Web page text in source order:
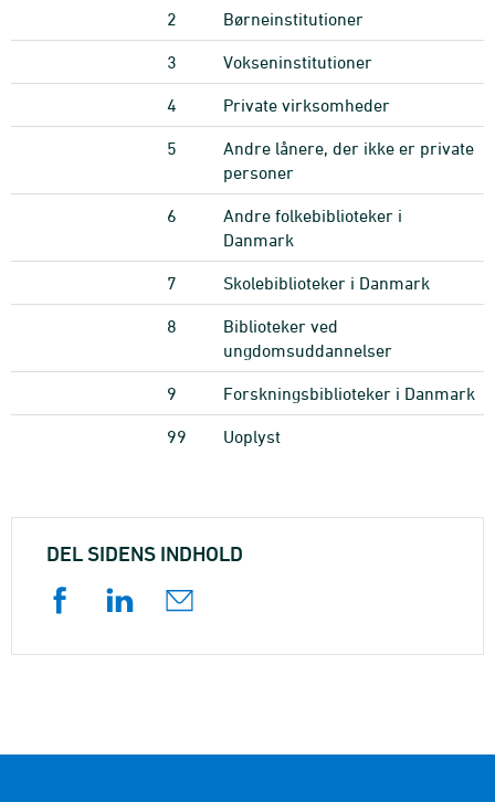
2 Børneinstitutioner
3 Vokseninstitutioner
4 Private virksomheder
5
Andre lånere, der ikke er private
personer
6
Andre folkebiblioteker i
Danmark
7 Skolebiblioteker i Danmark
8
Biblioteker ved
ungdomsuddannelser
9 Forskningsbiblioteker i Danmark
99 Uoplyst
DEL SIDENS INDHOLD